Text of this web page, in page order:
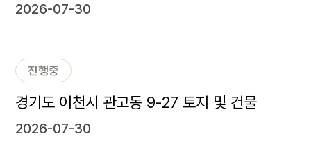
2026-07-30
진행중
경기도 이천시 관고동 9-27 토지 및 건물
2026-07-30